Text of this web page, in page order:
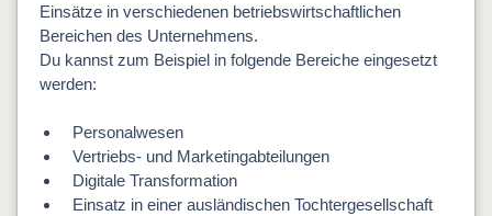
Einsätze in verschiedenen betriebswirtschaftlichen
Bereichen des Unternehmens.
Du kannst zum Beispiel in folgende Bereiche eingesetzt
werden:
Personalwesen
Vertriebs- und Marketingabteilungen
Digitale Transformation
Einsatz in einer ausländischen Tochtergesellschaft